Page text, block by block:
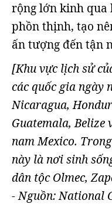
rộng lớn kinh qua
phồn thịnh, tạo
ấn tượng đến tận
[Khu vực lịch sử
các quốc gia ngày
Nicaragua,
Guatemala, Belize
nam Mexico.
này là nơi sinh
dân tộc Olmec,
- Nguồn: National